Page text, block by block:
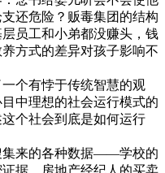
还危险？贩毒集团的结构
员工和小弟都没赚头，钱
方式的差异对孩子影响不
有悖于传统智慧的观
中理想的社会运行模式的
个社会到底是如何运行
的各种数据——学校的
据、房地产经纪人的买卖